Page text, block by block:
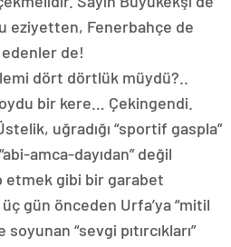
eziyetten, Fenerbahçe de
de!
dört dörtlük müydü?..
bir kere… Çekingendi.
uğradığı “sportif gaspla”
amca-dayıdan” değil
etmek gibi bir garabet
gün önceden Urfa’ya “mitil
“sevgi pıtırcıkları”